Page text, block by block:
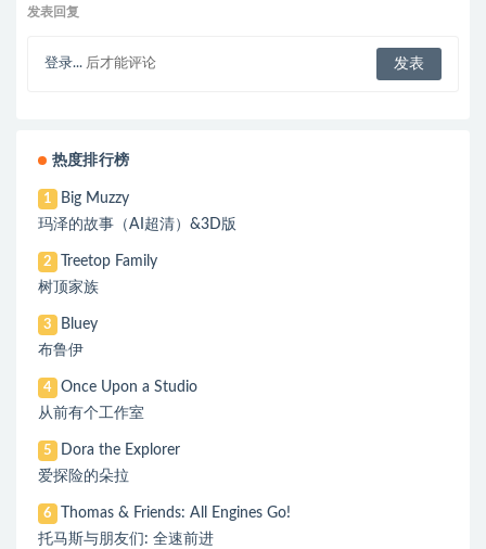
发表回复
登录... 后才能评论
热度排行榜
1
Big Muzzy
玛泽的故事（AI超清）&3D版
2
Treetop Family
树顶家族
3
Bluey
布鲁伊
4
Once Upon a Studio
从前有个工作室
5
Dora the Explorer
爱探险的朵拉
6
Thomas & Friends: All Engines Go!
托马斯与朋友们: 全速前进